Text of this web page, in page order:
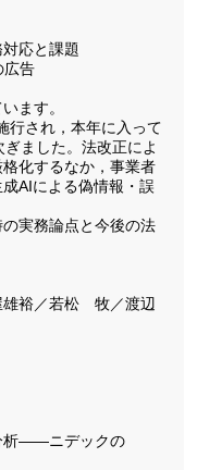
応と課題
告
ます。
行され，本年に入って
ました。法改正によ
化するなか，事業者
AIによる偽情報・誤
実務論点と今後の法
雄裕／若松 牧／渡辺
析――ニデックの